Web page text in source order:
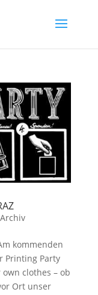
Archiv
kommenden
Printing Party
clothes – ob
Ort unser